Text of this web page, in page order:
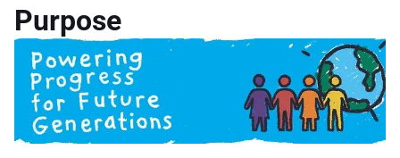
Purpose